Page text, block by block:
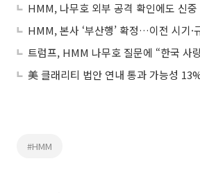
트럼프, HMM 나무호 질문에 “한국 사
#HMM